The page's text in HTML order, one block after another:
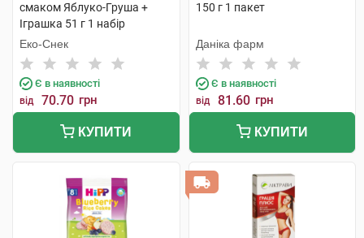
смаком Яблуко-Груша +
Іграшка 51 г 1 набір
Еко-Снек
Є в наявності
від 70.70 грн
КУПИТИ
150 г 1 пакет
Даніка фарм
Є в наявності
від 81.60 грн
КУПИТИ